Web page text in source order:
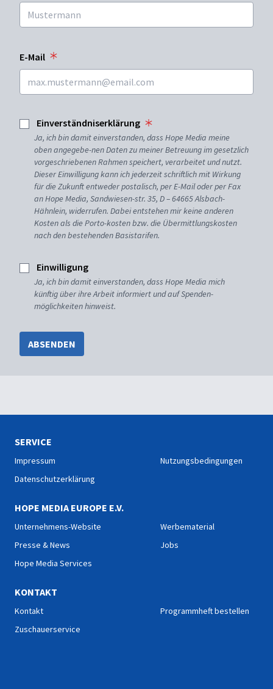
E-Mail
Einverständniserklärung
Ja, ich bin damit einverstanden, dass Hope Media meine
oben angegebe-nen Daten zu meiner Betreuung im gesetzlich
vorgeschriebenen Rahmen speichert, verarbeitet und nutzt.
Dieser Einwilligung kann ich jederzeit schriftlich mit Wirkung
für die Zukunft entweder postalisch, per E-Mail oder per Fax
an Hope Media, Sandwiesen-str. 35, D – 64665 Alsbach-
Hähnlein, widerrufen. Dabei entstehen mir keine anderen
Kosten als die Porto-kosten bzw. die Übermittlungskosten
nach den bestehenden Basistarifen.
Einwilligung
Ja, ich bin damit einverstanden, dass Hope Media mich
künftig über ihre Arbeit informiert und auf Spenden-
möglichkeiten hinweist.
ABSENDEN
SERVICE
Impressum
Datenschutzerklärung
Nutzungsbedingungen
HOPE MEDIA EUROPE E.V.
Unternehmens-Website
Presse & News
Hope Media Services
Werbematerial
Jobs
KONTAKT
Kontakt
Zuschauerservice
Programmheft bestellen